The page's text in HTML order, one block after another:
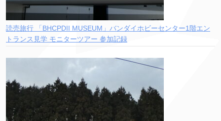
読売旅行 「BHCPDII MUSEUM」バンダイホビーセンター1階エン
トランス見学 モニターツアー 参加記録